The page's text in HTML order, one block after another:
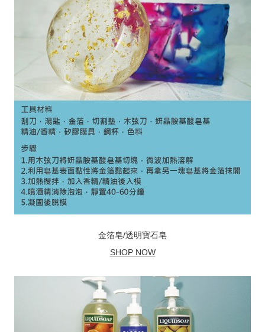
金箔皂/透明寶石皂
SHOP NOW